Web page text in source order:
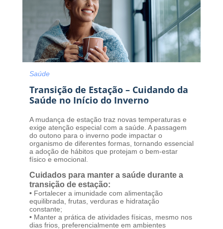
Saúde
Transição de Estação – Cuidando da
Saúde no Início do Inverno
A mudança de estação traz novas temperaturas e
exige atenção especial com a saúde. A passagem
do outono para o inverno pode impactar o
organismo de diferentes formas, tornando essencial
a adoção de hábitos que protejam o bem-estar
físico e emocional.
Cuidados para manter a saúde durante a
transição de estação:
•Fortalecer a imunidade com alimentação
equilibrada, frutas, verduras e hidratação
constante;
•Manter a prática de atividades físicas, mesmo nos
dias frios, preferencialmente em ambientes